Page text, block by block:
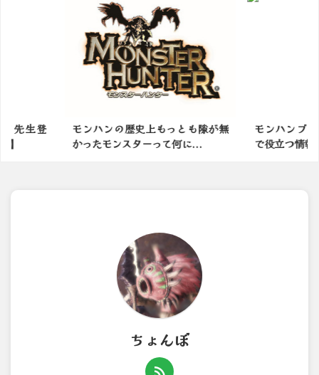
も隙が無
に...
モンハンブロガーが選ぶ「ライズ
で役立つ情報・小ネタ」1...
今日の古
わ〜：アイ
ちょんぼ